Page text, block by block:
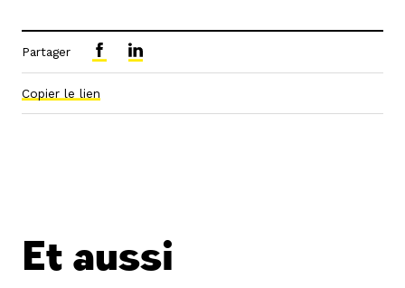
Partager
Copier le lien
Et aussi